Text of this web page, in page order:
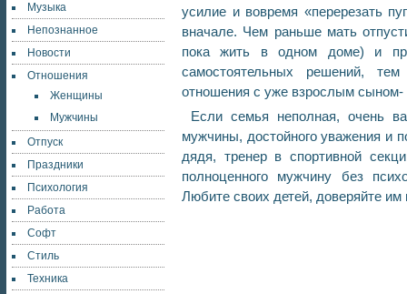
Музыка
Непознанное
Новости
Отношения
Женщины
Мужчины
Отпуск
Праздники
Психология
Работа
Софт
Стиль
Техника
усилие и вовремя «перерезать
вначале. Чем раньше мать
пока жить в одном доме) и
самостоятельных решений,
отношения с уже взрослым сыном-
Если семья неполная, очень
мужчины, достойного уважения и
дядя, тренер в спортивной
полноценного мужчину без
Любите своих детей, доверяйте